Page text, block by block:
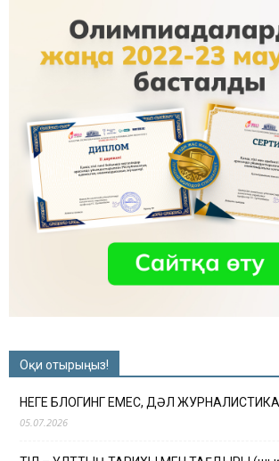
Оқи отырыңыз!
НЕГЕ БЛОГИНГ ЕМЕС, ДӘЛ
05.07.2026